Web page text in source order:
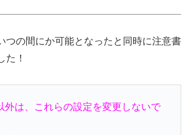
つの間にか可能となったと同時に注意書
た！
外は、これらの設定を変更しないで